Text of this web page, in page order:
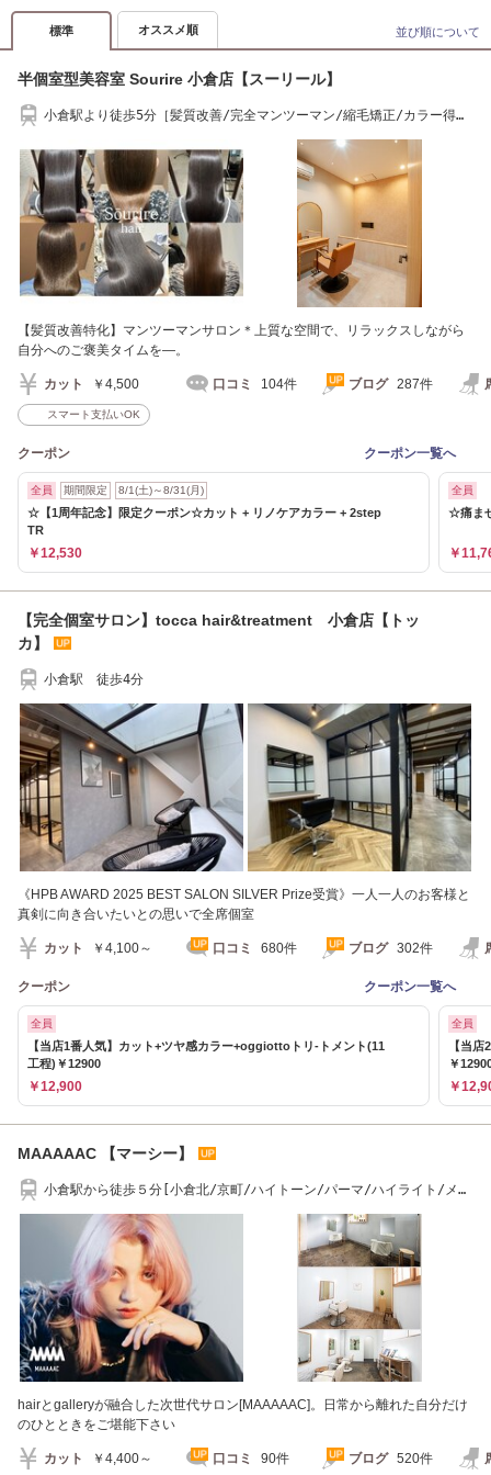
標準 オススメ順 並び順について
半個室型美容室 Sourire 小倉店【スーリール】
小倉駅より徒歩5分［髪質改善/完全マンツーマン/縮毛矯正/カラー得
【髪質改善特化】マンツーマンサロン＊上質な空間で、リラックスしながら
自分へのご褒美タイムを―。
カット ￥4,500 口コミ 104件 ブログ 287件
スマート支払いOK
クーポン クーポン一覧へ
全員 期間限定 8/1(土)～8/31(月)
☆【1周年記念】限定クーポン☆カット + リノケアカラー + 2step
TR
￥12,530
全員
☆痛ま
￥
【完全個室サロン】tocca hair&treatment 小倉店【トッ
カ】
小倉駅 徒歩4分
《HPB AWARD 2025 BEST SALON SILVER Prize受賞》一人一人のお客様と
真剣に向き合いたいとの思いで全席個室
カット ￥4,100～ 口コミ 680件 ブログ 302件
クーポン クーポン一覧へ
全員
【当店1番人気】カット+ツヤ感カラー+oggiottoトリ-トメント(11
工程)￥12900
￥12,900
全員
【当
￥
￥
MAAAAAC 【マーシー】
小倉駅から徒歩５分[小倉北/京町/ハイトーン/パーマ/ハイライト/メン
hairとgalleryが融合した次世代サロン[MAAAAAC]。日常から離れた自分だけ
のひとときをご堪能下さい
カット ￥4,400～ 口コミ 90件 ブログ 520件